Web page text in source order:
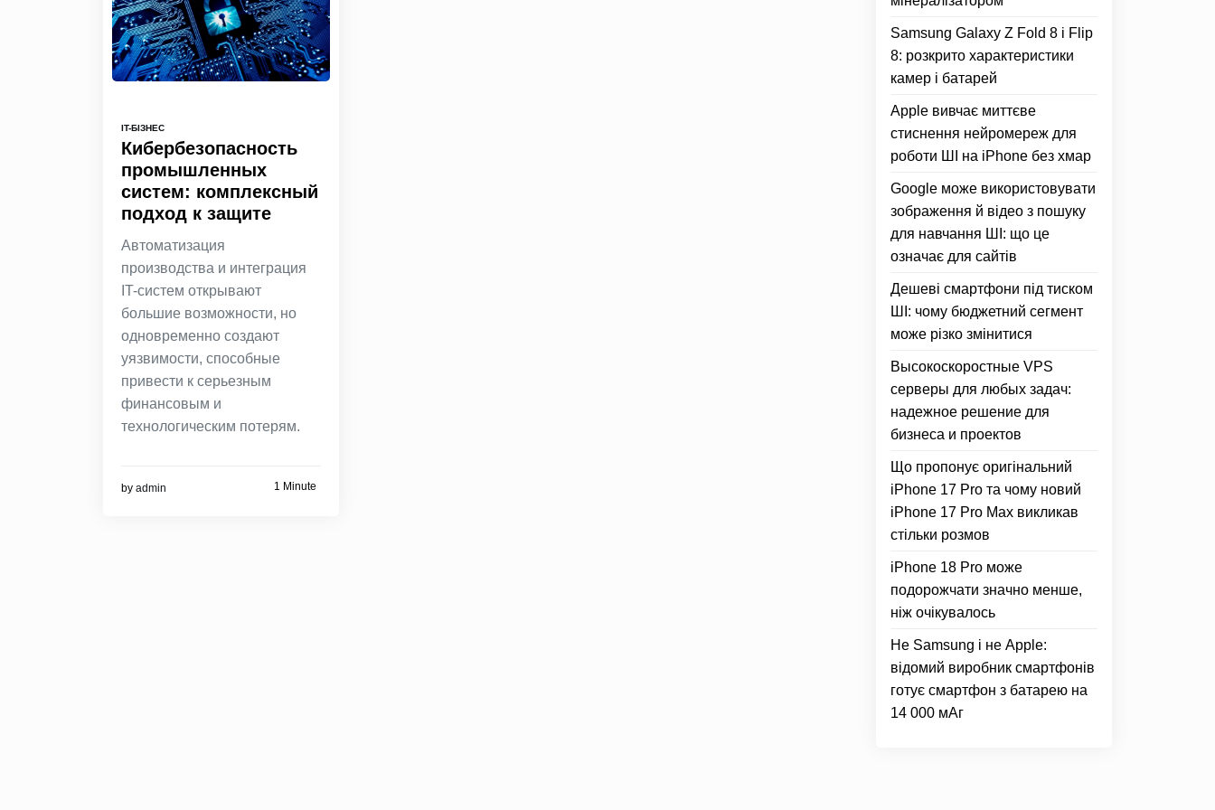
IT-БІЗНЕС
Кибербезопасность
промышленных
систем: комплексный
подход к защите
Автоматизация
производства и интеграция
IT-систем открывают
большие возможности, но
одновременно создают
уязвимости, способные
привести к серьезным
финансовым и
технологическим потерям.
by admin 1 Minute
Samsung Galaxy Z Fold 8 і Flip
8: розкрито характеристики
камер і батарей
Apple вивчає миттєве
стиснення нейромереж для
роботи ШІ на iPhone без хмар
Google може використовувати
зображення й відео з пошуку
для навчання ШІ: що це
означає для сайтів
Дешеві смартфони під тиском
ШІ: чому бюджетний сегмент
може різко змінитися
Высокоскоростные VPS
серверы для любых задач:
надежное решение для
бизнеса и проектов
Що пропонує оригінальний
iPhone 17 Pro та чому новий
iPhone 17 Pro Max викликав
стільки розмов
iPhone 18 Pro може
подорожчати значно менше,
ніж очікувалось
Не Samsung і не Apple:
відомий виробник смартфонів
готує смартфон з батарею на
14 000 мАг